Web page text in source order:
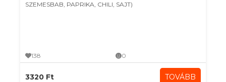
SZEMESBAB, PAPRIKA, CHILI, SAJT)
138 0
3320 Ft TOVÁBB